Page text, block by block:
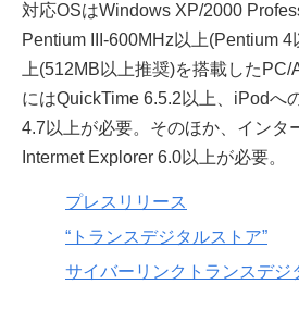
対応OSはWindows XP/2000
Pentium III-600MHz以上(Pentium
上(512MB以上推奨)を搭載した
にはQuickTime 6.5.2以上、iPodへ
4.7以上が必要。そのほか、インタ
Intermet Explorer 6.0以上が必要。
プレスリリース
“トランスデジタルストア”
サイバーリンクトランスデジ